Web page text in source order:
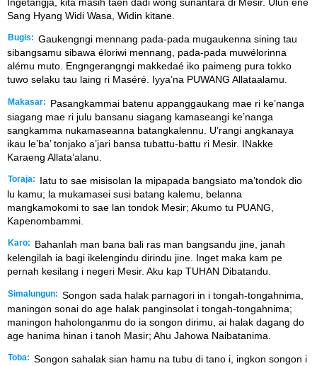
Sang Hyang Widi Wasa, Widin kitane.
Bugis: Gaukengngi mennang pada-pada mugaukenna sining tau
sibangsamu sibawa éloriwi mennang, pada-pada muwélorinna
alému muto. Engngerangngi makkedaé iko paimeng pura tokko
tuwo selaku tau laing ri Maséré. Iyya’na PUWANG Allataalamu.
Makasar:
Pasangkammai batenu appanggaukang mae ri ke’nanga
siagang mae ri julu bansanu siagang kamaseangi ke’nanga
sangkamma nukamaseanna batangkalennu. U’rangi angkanaya
ikau le’ba’ tonjako a’jari bansa tubattu-battu ri Mesir. INakke
Karaeng Allata’alanu.
Toraja:
Iatu to sae misisolan la mipapada bangsiato ma’tondok dio
lu kamu; la mukamasei susi batang kalemu, belanna
mangkamokomi to sae lan tondok Mesir; Akumo tu PUANG,
Kapenombammi.
Karo:
Bahanlah man bana bali ras man bangsandu jine, janah
kelengilah ia bagi ikelengindu dirindu jine. Inget maka kam pe
pernah kesilang i negeri Mesir. Aku kap TUHAN Dibatandu.
Simalungun: Songon sada halak parnagori in i tongah-tongahnima,
maningon sonai do age halak panginsolat i tongah-tongahnima;
maningon haholonganmu do ia songon dirimu, ai halak dagang do
age hanima hinan i tanoh Masir; Ahu Jahowa Naibatanima.
Toba: Songon sahalak sian hamu na tubu di tano i, ingkon songon i